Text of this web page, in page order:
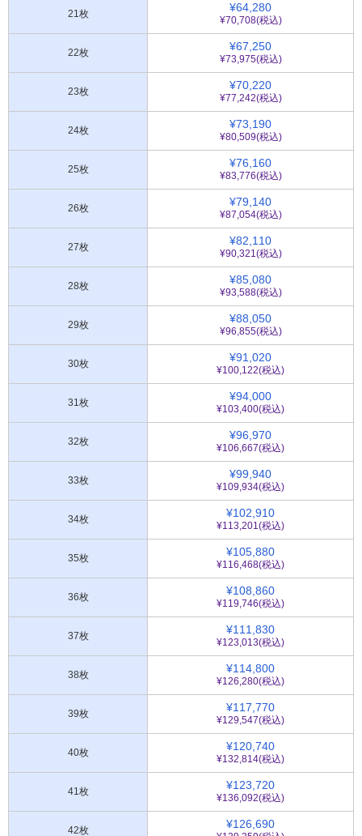
21枚 ¥64,280
¥70,708(税込)
22枚 ¥67,250
¥73,975(税込)
23枚 ¥70,220
¥77,242(税込)
24枚 ¥73,190
¥80,509(税込)
25枚 ¥76,160
¥83,776(税込)
26枚 ¥79,140
¥87,054(税込)
27枚 ¥82,110
¥90,321(税込)
28枚 ¥85,080
¥93,588(税込)
29枚 ¥88,050
¥96,855(税込)
30枚 ¥91,020
¥100,122(税込)
31枚 ¥94,000
¥103,400(税込)
32枚 ¥96,970
¥106,667(税込)
33枚 ¥99,940
¥109,934(税込)
34枚 ¥102,910
¥113,201(税込)
35枚 ¥105,880
¥116,468(税込)
36枚 ¥108,860
¥119,746(税込)
37枚 ¥111,830
¥123,013(税込)
38枚 ¥114,800
¥126,280(税込)
39枚 ¥117,770
¥129,547(税込)
40枚 ¥120,740
¥132,814(税込)
41枚 ¥123,720
¥136,092(税込)
42枚 ¥126,690